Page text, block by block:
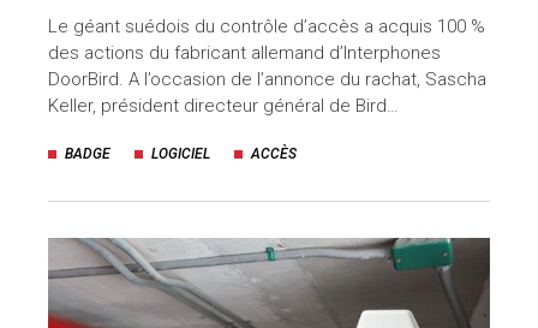
Le géant suédois du contrôle d’accès a acquis 100 %
des actions du fabricant allemand d’Interphones
DoorBird. A l’occasion de l’annonce du rachat, Sascha
Keller, président directeur général de Bird…
BADGE LOGICIEL ACCÈS